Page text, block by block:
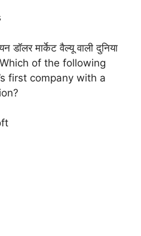
डॉलर मार्केट वैल्यू वाली दुनिया
Which of the following
first company with a